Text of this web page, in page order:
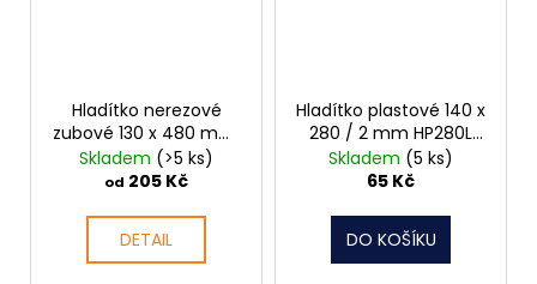
Hladítko nerezové
zubové 130 x 480 mm,
HN60
Skladem (>5 ks)
od 205 Kč
DETAIL
Hladítko plastové 140 x
280 / 2 mm HP280L
Profi 062528
Skladem (5 ks)
65 Kč
DO KOŠÍKU